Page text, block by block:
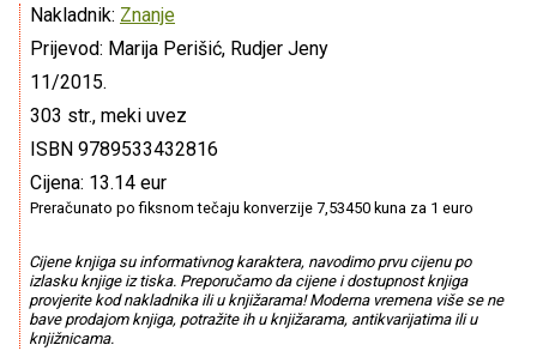
Nakladnik: Znanje
Prijevod: Marija Perišić, Rudjer Jeny
11/2015.
303 str., meki uvez
ISBN 9789533432816
Cijena: 13.14 eur
Preračunato po fiksnom tečaju konverzije 7,53450 kuna za 1 euro
Cijene knjiga su informativnog karaktera, navodimo prvu cijenu po
izlasku knjige iz tiska. Preporučamo da cijene i dostupnost knjiga
provjerite kod nakladnika ili u knjižarama! Moderna vremena više se ne
bave prodajom knjiga, potražite ih u knjižarama, antikvarijatima ili u
knjižnicama.